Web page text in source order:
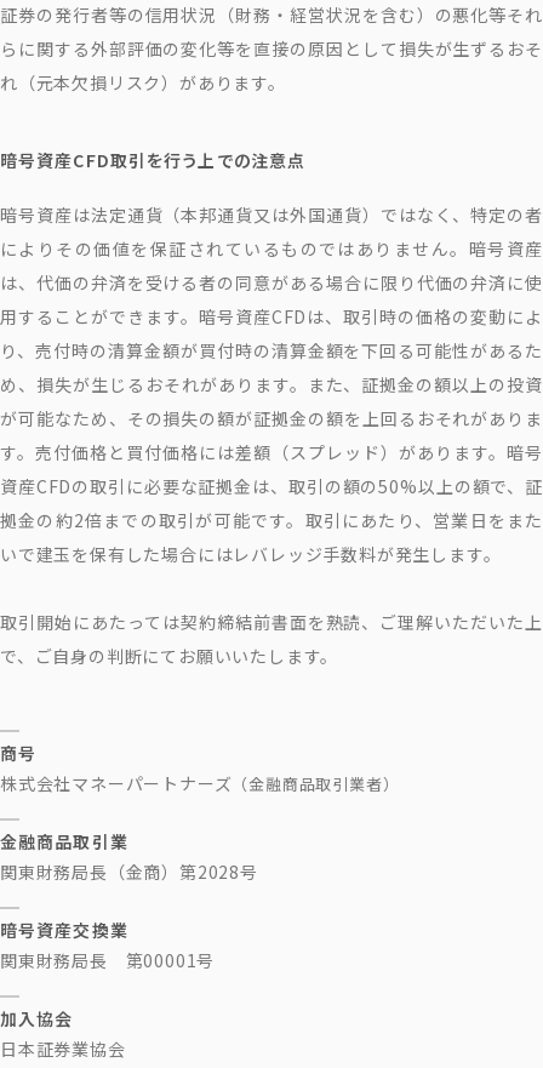
証券の発行者等の信用状況（財務・経営状況を含む）の悪化等それ
らに関する外部評価の変化等を直接の原因として損失が生ずるおそ
れ（元本欠損リスク）があります。
暗号資産CFD取引を行う上での注意点
暗号資産は法定通貨（本邦通貨又は外国通貨）ではなく、特定の者
によりその価値を保証されているものではありません。暗号資産
は、代価の弁済を受ける者の同意がある場合に限り代価の弁済に使
用することができます。暗号資産CFDは、取引時の価格の変動によ
り、売付時の清算金額が買付時の清算金額を下回る可能性があるた
め、損失が生じるおそれがあります。また、証拠金の額以上の投資
が可能なため、その損失の額が証拠金の額を上回るおそれがありま
す。売付価格と買付価格には差額（スプレッド）があります。暗号
資産CFDの取引に必要な証拠金は、取引の額の50%以上の額で、証
拠金の約2倍までの取引が可能です。取引にあたり、営業日をまた
いで建玉を保有した場合にはレバレッジ手数料が発生します。
取引開始にあたっては契約締結前書面を熟読、ご理解いただいた上
で、ご自身の判断にてお願いいたします。
商号
株式会社マネーパートナーズ （金融商品取引業者）
金融商品取引業
関東財務局長（金商）第2028号
暗号資産交換業
関東財務局長 第00001号
加入協会
日本証券業協会